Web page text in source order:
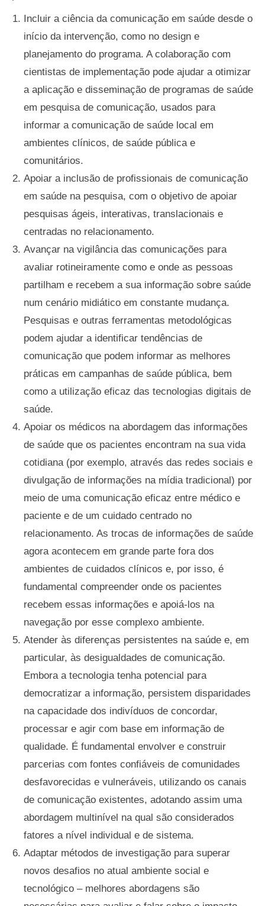
Incluir a ciência da comunicação em saúde desde o
início da intervenção, como no design e
planejamento do programa. A colaboração com
cientistas de implementação pode ajudar a otimizar
a aplicação e disseminação de programas de saúde
em pesquisa de comunicação, usados para
informar a comunicação de saúde local em
ambientes clínicos, de saúde pública e
comunitários.
Apoiar a inclusão de profissionais de comunicação
em saúde na pesquisa, com o objetivo de apoiar
pesquisas ágeis, interativas, translacionais e
centradas no relacionamento.
Avançar na vigilância das comunicações para
avaliar rotineiramente como e onde as pessoas
partilham e recebem a sua informação sobre saúde
num cenário midiático em constante mudança.
Pesquisas e outras ferramentas metodológicas
podem ajudar a identificar tendências de
comunicação que podem informar as melhores
práticas em campanhas de saúde pública, bem
como a utilização eficaz das tecnologias digitais de
saúde.
Apoiar os médicos na abordagem das informações
de saúde que os pacientes encontram na sua vida
cotidiana (por exemplo, através das redes sociais e
divulgação de informações na mídia tradicional) por
meio de uma comunicação eficaz entre médico e
paciente e de um cuidado centrado no
relacionamento. As trocas de informações de saúde
agora acontecem em grande parte fora dos
ambientes de cuidados clínicos e, por isso, é
fundamental compreender onde os pacientes
recebem essas informações e apoiá-los na
navegação por esse complexo ambiente.
Atender às diferenças persistentes na saúde e, em
particular, às desigualdades de comunicação.
Embora a tecnologia tenha potencial para
democratizar a informação, persistem disparidades
na capacidade dos indivíduos de concordar,
processar e agir com base em informação de
qualidade. É fundamental envolver e construir
parcerias com fontes confiáveis de comunidades
desfavorecidas e vulneráveis, utilizando os canais
de comunicação existentes, adotando assim uma
abordagem multinível na qual são considerados
fatores a nível individual e de sistema.
Adaptar métodos de investigação para superar
novos desafios no atual ambiente social e
tecnológico – melhores abordagens são